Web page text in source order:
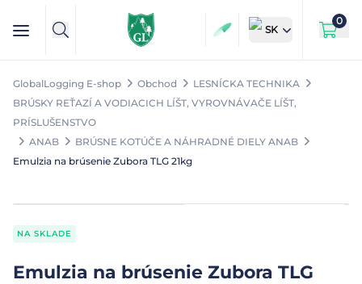
SK
0
GlobalLogging E-shop Obchod
LESNÍCKA TECHNIKA
BRÚSKY REŤAZÍ A VODIACICH LÍŠT, VYROVNÁVAČE LÍŠT,
PRÍSLUŠENSTVO
ANAB
BRÚSNE KOTÚČE A NÁHRADNÉ DIELY ANAB
Emulzia na brúsenie Zubora TLG 21kg
NA SKLADE
Emulzia na brúsenie Zubora TLG